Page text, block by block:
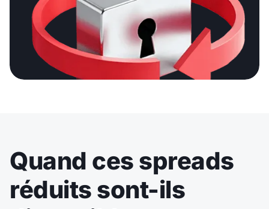
Quand ces spreads
réduits sont-ils